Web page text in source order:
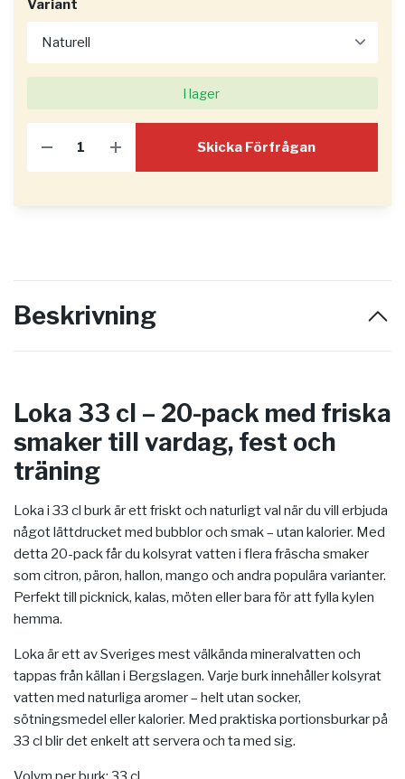
Variant
I lager
Skicka Förfrågan
Beskrivning
Loka 33 cl – 20-pack med friska
smaker till vardag, fest och
träning
Loka i 33 cl burk är ett friskt och naturligt val när du vill erbjuda
något lättdrucket med bubblor och smak – utan kalorier. Med
detta 20-pack får du kolsyrat vatten i flera fräscha smaker
som citron, päron, hallon, mango och andra populära varianter.
Perfekt till picknick, kalas, möten eller bara för att fylla kylen
hemma.
Loka är ett av Sveriges mest välkända mineralvatten och
tappas från källan i Bergslagen. Varje burk innehåller kolsyrat
vatten med naturliga aromer – helt utan socker,
sötningsmedel eller kalorier. Med praktiska portionsburkar på
33 cl blir det enkelt att servera och ta med sig.